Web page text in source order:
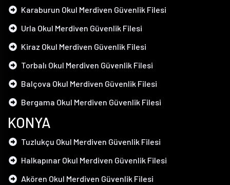
Karaburun Okul Merdiven Güvenlik Filesi
Urla Okul Merdiven Güvenlik Filesi
Kiraz Okul Merdiven Güvenlik Filesi
Torbalı Okul Merdiven Güvenlik Filesi
Balçova Okul Merdiven Güvenlik Filesi
Bergama Okul Merdiven Güvenlik Filesi
KONYA
Tuzlukçu Okul Merdiven Güvenlik Filesi
Halkapınar Okul Merdiven Güvenlik Filesi
Akören Okul Merdiven Güvenlik Filesi